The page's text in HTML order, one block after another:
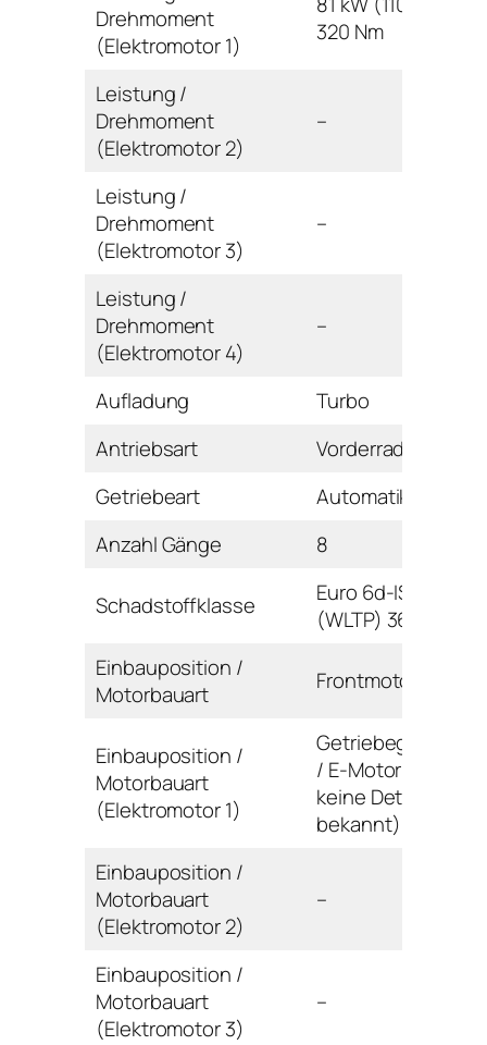
Drehmoment
(Elektromotor 1)
320 Nm
Leistung /
Drehmoment
(Elektromotor 2)
–
Leistung /
Drehmoment
(Elektromotor 3)
–
Leistung /
Drehmoment
(Elektromotor 4)
–
Aufladung
Turbo
Antriebsart
Vorderrad
Getriebeart
Automatikgetriebe
Anzahl Gänge
8
Schadstoffklasse
Euro 6d-ISC-FCM
(WLTP) 36AP-AR
Einbauposition /
Motorbauart
Frontmotor / Reihe
Einbauposition /
Motorbauart
(Elektromotor 1)
Getriebegehäuse
/ E-Motor (noch
keine Details
bekannt)
Einbauposition /
Motorbauart
(Elektromotor 2)
–
Einbauposition /
Motorbauart
(Elektromotor 3)
–